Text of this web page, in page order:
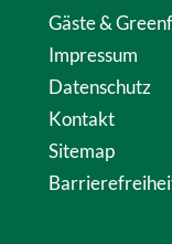
Gäste &
Impressum
Datenschutz
Kontakt
Sitemap